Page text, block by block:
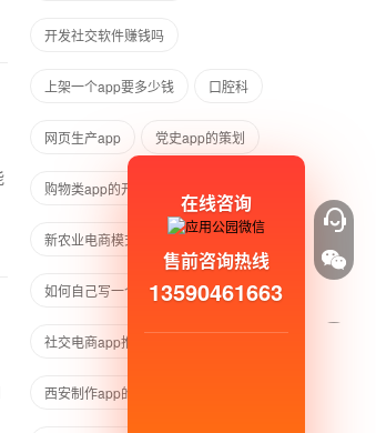
开发社交软件赚钱吗
上架一个app要多少钱 口腔科
网页生产app 党史app的策划
购物类app的开发成本
新农业电商模式
如何自己写一个app
社交电商app推广
西安制作app的公司
在线咨询
售前咨询热线
13590461663